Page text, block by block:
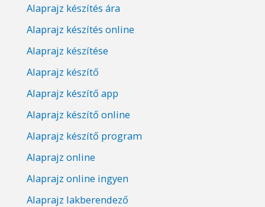
Alaprajz készítés ára
Alaprajz készítés online
Alaprajz készítése
Alaprajz készítő
Alaprajz készítő app
Alaprajz készítő online
Alaprajz készítő program
Alaprajz online
Alaprajz online ingyen
Alaprajz lakberendező